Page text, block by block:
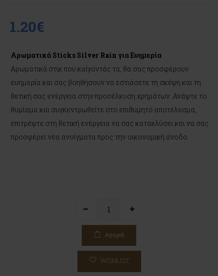
1.20€
Αρωματικά Sticks Silver Rain για Ευημερία
Αρωματικά στικ που καίγοντάς τα, θα σας προσφέρουν
ευημερία και σας βοηθήσουν να εστιάσετε τη σκέψη και τη
θετική σας ενέργεια στην προσέλκυση χρημάτων. Ανάψτε το
θυμίαμα και συγκεντρωθείτε στο επιθυμητό αποτέλεσμα,
επιτρέψτε στη θετική ενέργεια να σας κατακλύσει και να σας
προσφέρει νέα ανοίγματα προς την οικονομική άνοδο.
Αγορά
WISHLIST